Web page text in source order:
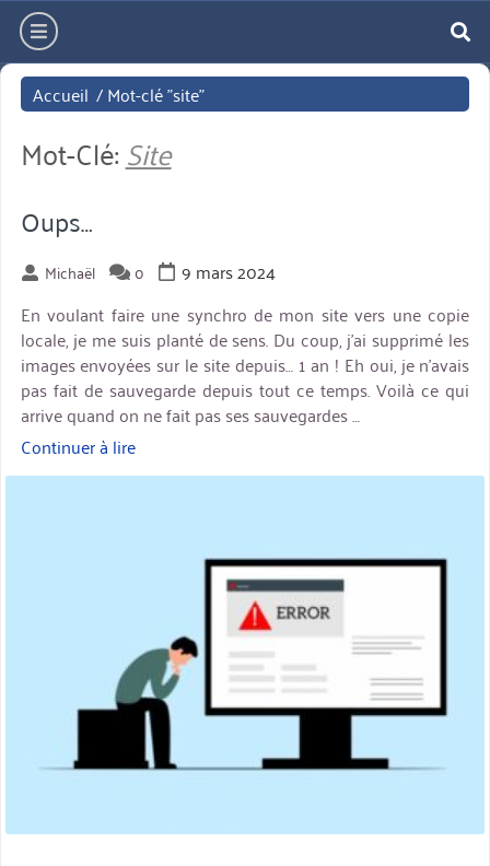
Aller
directement
au
contenu
hamburger
Accueil /Mot-clé "site"
Mot-Clé: Site
Oups…
Michaël 0
9 mars 2024
En voulant faire une synchro de mon site vers une copie
locale, je me suis planté de sens. Du coup, j’ai supprimé les
images envoyées sur le site depuis… 1 an ! Eh oui, je n’avais
pas fait de sauvegarde depuis tout ce temps. Voilà ce qui
arrive quand on ne fait pas ses sauvegardes …
Continuer à lire« Oups… »